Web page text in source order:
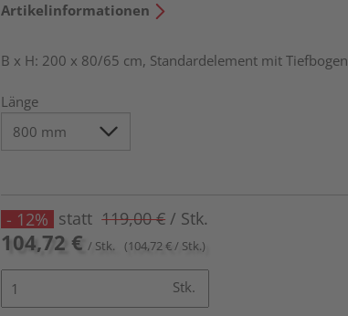
Artikelinformationen
B x H: 200 x 80/65 cm, Standardelement mit Tiefbogen
Länge
- 12% statt 119,00 € / Stk.
104,72 € / Stk. (104,72 € / Stk.)
Stk.